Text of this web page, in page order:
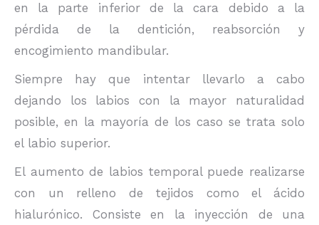
en la parte inferior de la cara debido a la
pérdida de la dentición, reabsorción y
encogimiento mandibular.
Siempre hay que intentar llevarlo a cabo
dejando los labios con la mayor naturalidad
posible, en la mayoría de los caso se trata solo
el labio superior.
El aumento de labios temporal puede realizarse
con un relleno de tejidos como el ácido
hialurónico. Consiste en la inyección de una